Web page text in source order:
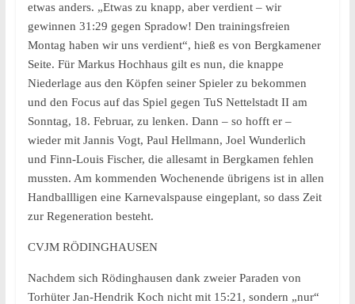
etwas anders. „Etwas zu knapp, aber verdient – wir
gewinnen 31:29 gegen Spradow! Den trainingsfreien
Montag haben wir uns verdient“, hieß es von Bergkamener
Seite. Für Markus Hochhaus gilt es nun, die knappe
Niederlage aus den Köpfen seiner Spieler zu bekommen
und den Focus auf das Spiel gegen TuS Nettelstadt II am
Sonntag, 18. Februar, zu lenken. Dann – so hofft er –
wieder mit Jannis Vogt, Paul Hellmann, Joel Wunderlich
und Finn-Louis Fischer, die allesamt in Bergkamen fehlen
mussten. Am kommenden Wochenende übrigens ist in allen
Handballligen eine Karnevalspause eingeplant, so dass Zeit
zur Regeneration besteht.
CVJM RÖDINGHAUSEN
Nachdem sich Rödinghausen dank zweier Paraden von
Torhüter Jan-Hendrik Koch nicht mit 15:21, sondern „nur“